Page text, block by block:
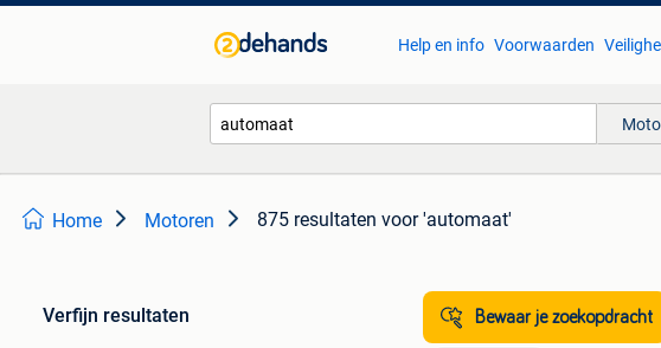
Help en info Voorwaarden
Home Motoren 875 resultaten voor 'automaat'
Verfijn resultaten
Bewaar je zoekopdracht